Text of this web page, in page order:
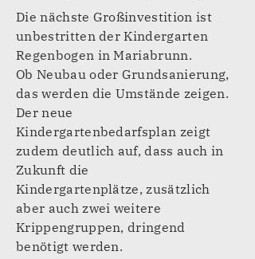
Die nächste Großinvestition ist
unbestritten der Kindergarten
Regenbogen in Mariabrunn.
Ob Neubau oder Grundsanierung,
das werden die Umstände zeigen.
Der neue
Kindergartenbedarfsplan zeigt
zudem deutlich auf, dass auch in
Zukunft die
Kindergartenplätze, zusätzlich
aber auch zwei weitere
Krippengruppen, dringend
benötigt werden.